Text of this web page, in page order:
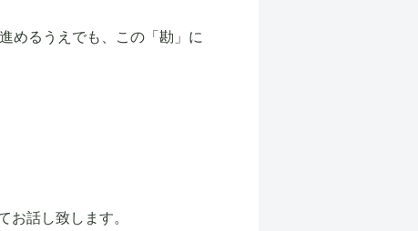
めるうえでも、この「勘」に
お話し致します。